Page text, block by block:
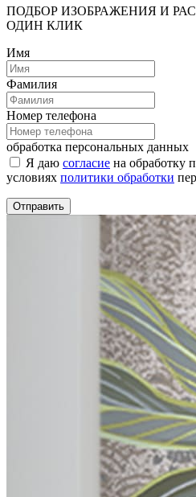
ПОДБОР ИЗОБРАЖЕНИЯ И
ОДИН КЛИК
Имя
Фамилия
Номер телефона
обработка персональных данных
Я даю согласие на обработку
условиях политики обработки
Отправить